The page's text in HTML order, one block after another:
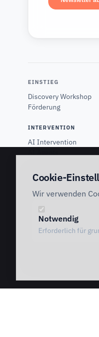
EINSTIEG
Discovery Workshop
Förderung
INTERVENTION
AI Intervention
Cookie-
Wir verwenden
Notwendig
Erforderlich für